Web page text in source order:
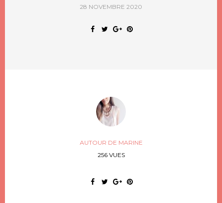
28 NOVEMBRE 2020
AUTOUR DE MARINE
256 VUES